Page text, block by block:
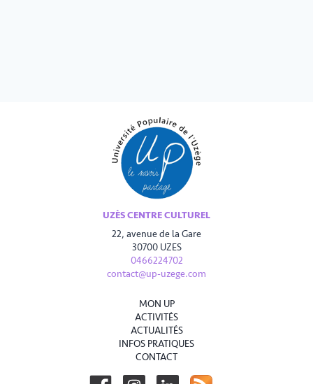
UZÈS CENTRE CULTUREL
22, avenue de la Gare
30700 UZES
0466224702
contact@up-uzege.com
MON UP
ACTIVITÉS
ACTUALITÉS
INFOS PRATIQUES
CONTACT